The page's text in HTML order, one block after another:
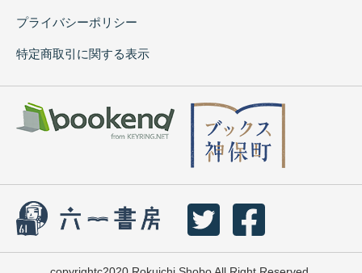
プライバシーポリシー
特定商取引に関する表示